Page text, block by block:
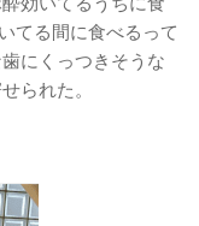
てる間に食べるって
にくっつきそうな
られた。